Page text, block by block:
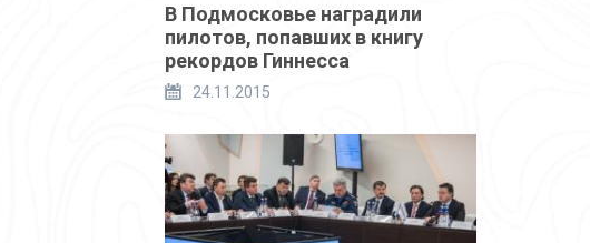
В Подмосковье наградили
пилотов, попавших в книгу
рекордов Гиннесса
24.11.2015